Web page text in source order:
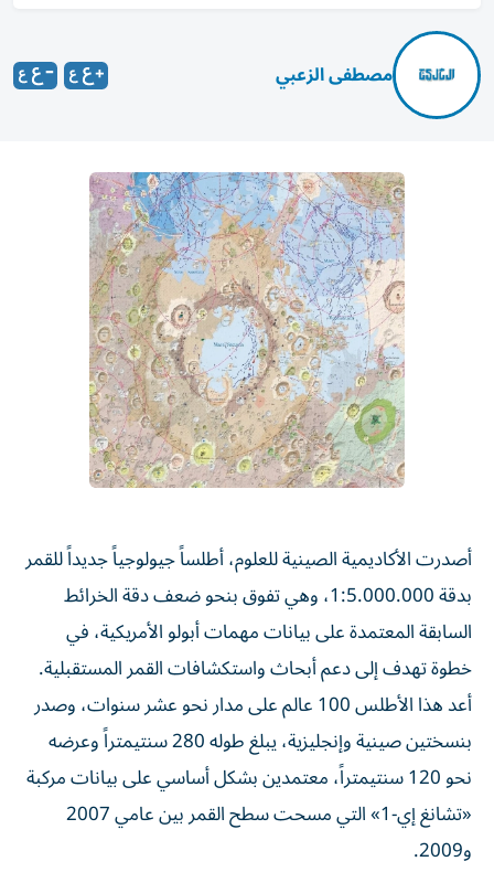
مصطفى الزعبي
أصدرت الأكاديمية الصينية للعلوم، أطلساً جيولوجياً جديداً للقمر
بدقة 1:5.000.000، وهي تفوق بنحو ضعف دقة الخرائط
السابقة المعتمدة على بيانات مهمات أبولو الأمريكية، في
خطوة تهدف إلى دعم أبحاث واستكشافات القمر المستقبلية.
أعد هذا الأطلس 100 عالم على مدار نحو عشر سنوات، وصدر
بنسختين صينية وإنجليزية، يبلغ طوله 280 سنتيمتراً وعرضه
نحو 120 سنتيمتراً، معتمدين بشكل أساسي على بيانات مركبة
«تشانغ إي-1» التي مسحت سطح القمر بين عامي 2007
و2009.